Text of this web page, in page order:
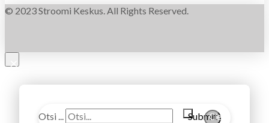
© 2023 Stroomi Keskus. All Rights Reserved.
×
Otsi ... Submit
Clear